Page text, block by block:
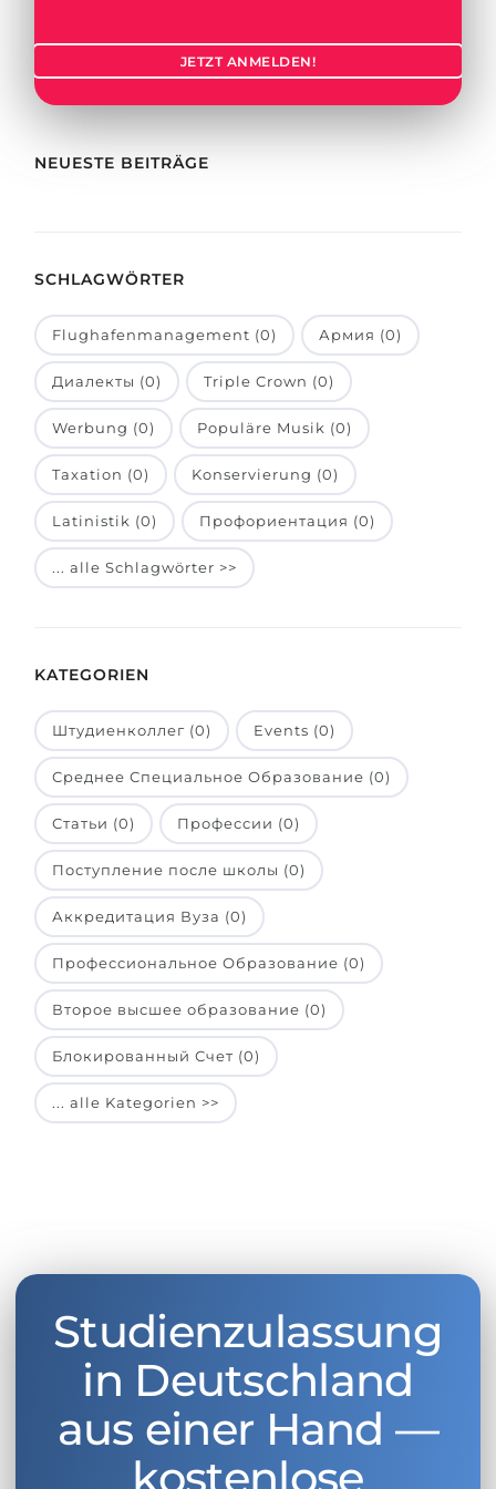
BERUFE
Beispiel-Stellenangebote
Holland-Test
Interessenkarte-Test
RIASEC-Test
Erfolgzu
100%
Unsere Studierenden werden
BERATUNG!
BEWERBEN FÜR FACHRICHTUNG …
Medizin
Physik
BEWERBEN AUS …
Russland
Ukraine
Kasachstan
Aserbaidschan
Armenien
Belarus
Anderes Land
JETZT ANMELDEN!
NEUESTE BEITRÄGE
SCHLAGWÖRTER
Flughafenmanagement (0) Армия (0)
Диалекты (0) Triple Crown (0)
Werbung (0) Populäre Musik (0)
Taxation (0) Konservierung (0)
Latinistik (0) Профориентация (0)
... alle Schlagwörter >>
KATEGORIEN
Штудиенколлег (0) Events (0)
Среднее Специальное Образование (0)
Статьи (0) Профессии (0)
Поступление после школы (0)
Аккредитация Вуза (0)
Профессиональное Образование (0)
Второе высшее образование (0)
Блокированный Счет (0)
... alle Kategorien >>
Studienzulassung
in Deutschland
aus einer Hand —
kostenlose